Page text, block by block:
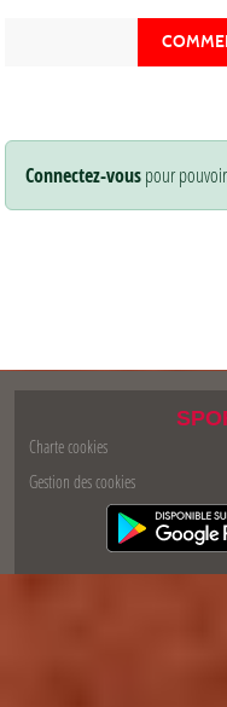
Connectez-vouspour
Charte cookies
Gestion des cookies